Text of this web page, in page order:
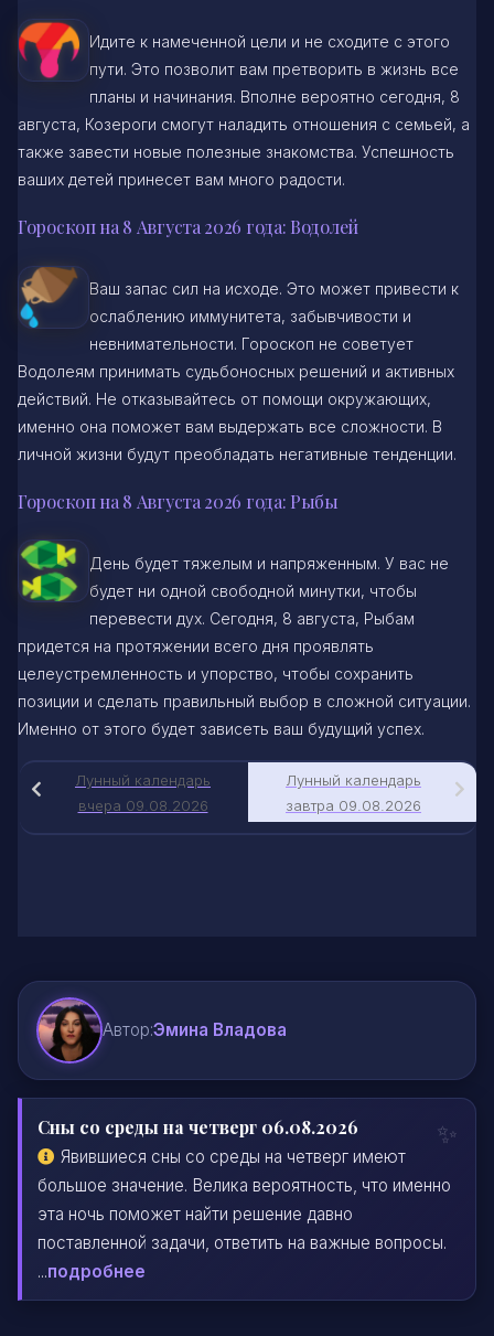
Идите к намеченной цели и не сходите с этого
пути. Это позволит вам претворить в жизнь все
планы и начинания. Вполне вероятно сегодня, 8
августа, Козероги смогут наладить отношения с семьей, а
также завести новые полезные знакомства. Успешность
ваших детей принесет вам много радости.
Гороскоп на 8 Августа 2026 года: Водолей
Ваш запас сил на исходе. Это может привести к
ослаблению иммунитета, забывчивости и
невнимательности. Гороскоп не советует
Водолеям принимать судьбоносных решений и активных
действий. Не отказывайтесь от помощи окружающих,
именно она поможет вам выдержать все сложности. В
личной жизни будут преобладать негативные тенденции.
Гороскоп на 8 Августа 2026 года: Рыбы
День будет тяжелым и напряженным. У вас не
будет ни одной свободной минутки, чтобы
перевести дух. Сегодня, 8 августа, Рыбам
придется на протяжении всего дня проявлять
целеустремленность и упорство, чтобы сохранить
позиции и сделать правильный выбор в сложной ситуации.
Именно от этого будет зависеть ваш будущий успех.
Лунный календарь
завтра 09.08.2026
Лунный календарь
вчера 09.08.2026
Автор:Эмина Владова
Сны со среды на четверг 06.08.2026
Явившиеся сны со среды на четверг имеют
большое значение. Велика вероятность, что именно
эта ночь поможет найти решение давно
поставленной задачи, ответить на важные вопросы.
...подробнее